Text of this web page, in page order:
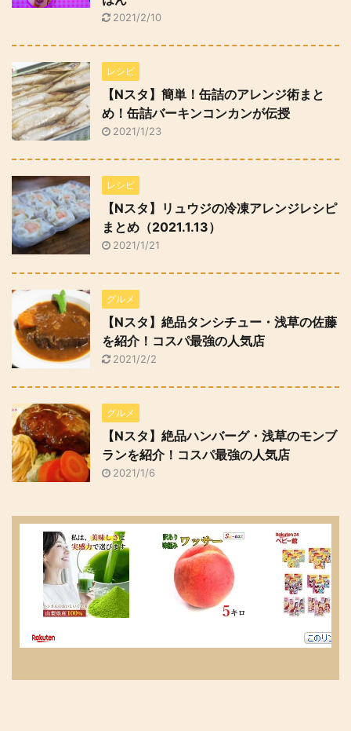
2021/2/10
レシピ
【Nスタ】簡単！缶詰のアレンジ術まと
め！缶詰バーキンコンカンが伝授
2021/1/23
レシピ
【Nスタ】リュウジの冷凍アレンジレシピ
まとめ（2021.1.13）
2021/1/21
グルメ
【Nスタ】絶品タンシチュー・浅草の佐藤
を紹介！コスパ最強の人気店
2021/2/2
グルメ
【Nスタ】絶品ハンバーグ・浅草のモンブ
ランを紹介！コスパ最強の人気店
2021/1/6